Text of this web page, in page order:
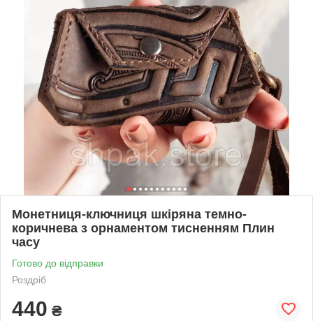
Монетниця-ключниця шкіряна темно-
коричнева з орнаментом тисненням Плин
часу
Готово до відправки
Роздріб
440 ₴